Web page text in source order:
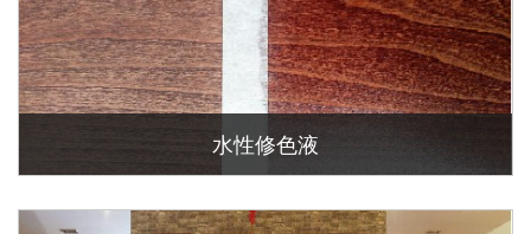
水性修色液